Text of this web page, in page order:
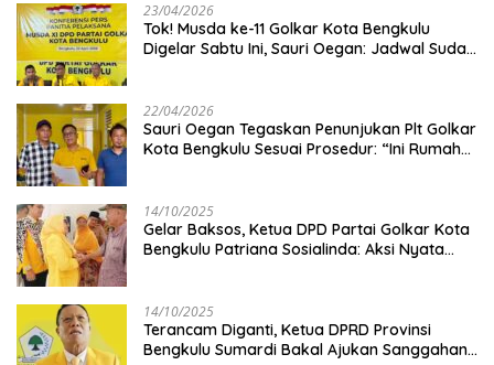
23/04/2026
‎Tok! Musda ke-11 Golkar Kota Bengkulu
Digelar Sabtu Ini, Sauri Oegan: Jadwal Sudah
22/04/2026
Sauri Oegan Tegaskan Penunjukan Plt Golkar
Kota Bengkulu Sesuai Prosedur: “Ini Rumah
14/10/2025
‎Gelar Baksos, Ketua DPD Partai Golkar Kota
Bengkulu Patriana Sosialinda: Aksi Nyata
14/10/2025
Terancam Diganti, Ketua DPRD Provinsi
Bengkulu Sumardi Bakal Ajukan Sanggahan